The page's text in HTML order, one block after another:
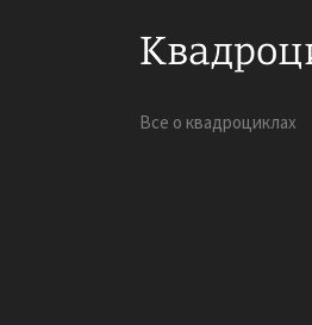
Все о квадроциклах